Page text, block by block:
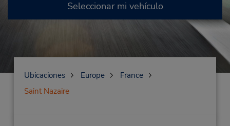
Seleccionar mi vehículo
Ubicaciones Europe
France
Saint Nazaire